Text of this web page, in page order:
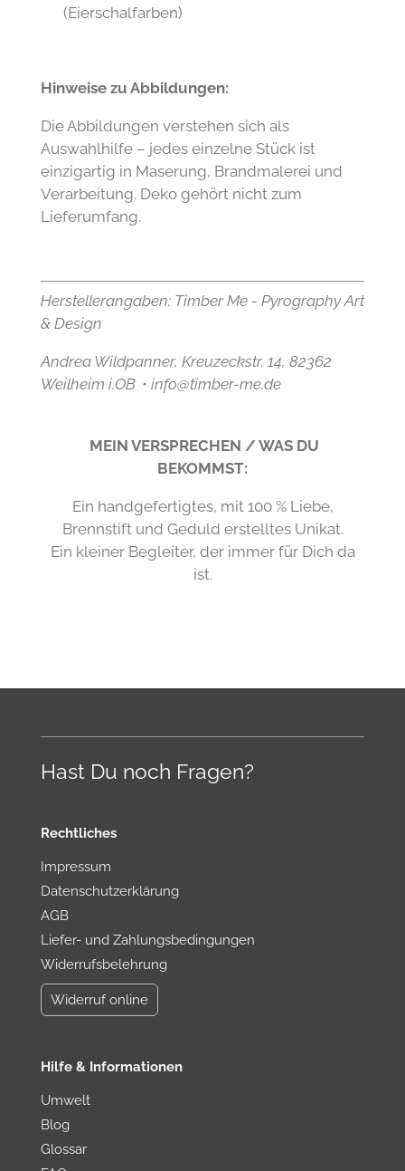
(Eierschalfarben)
Hinweise zu Abbildungen:
Die Abbildungen verstehen sich als
Auswahlhilfe – jedes einzelne Stück ist
einzigartig in Maserung, Brandmalerei und
Verarbeitung. Deko gehört nicht zum
Lieferumfang.
Herstellerangaben: Timber Me - Pyrography Art
& Design
Andrea Wildpanner, Kreuzeckstr. 14, 82362
Weilheim i.OB・info@timber-me.de
MEIN VERSPRECHEN / WAS DU
BEKOMMST:
Ein handgefertigtes, mit 100 % Liebe,
Brennstift und Geduld erstelltes Unikat.
Ein kleiner Begleiter, der immer für Dich da
ist.
Hast Du noch Fragen?
Rechtliches
Impressum
Datenschutzerklärung
AGB
Liefer- und Zahlungsbedingungen
Widerrufsbelehrung
Widerruf online
Hilfe & Informationen
Umwelt
Blog
Glossar